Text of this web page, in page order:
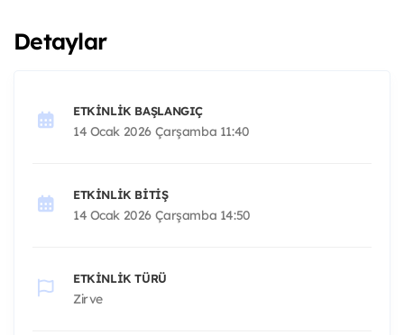
Detaylar
ETKINLIK BAŞLANGIÇ
14 Ocak 2026 Çarşamba 11:40
ETKINLIK BITIŞ
14 Ocak 2026 Çarşamba 14:50
ETKINLIK TÜRÜ
Zirve